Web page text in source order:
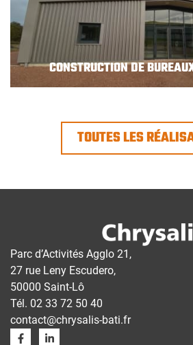
CONSTRUCTION DE
TOUTES LES
Parc d’Activités Agglo 21,
27 rue Leny Escudero,
50000 Saint-Lô
Tél. 02 33 72 50 40
contact@chrysalis-bati.fr